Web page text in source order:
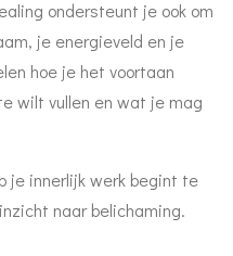
ondersteunt je ook om
je energieveld en je
hoe je het voortaan
wilt vullen en wat je mag
je innerlijk werk begint te
naar belichaming.